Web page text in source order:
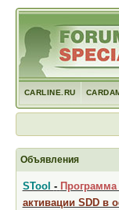
CARLINE.RU
Объявления
STool -
активации SDD в